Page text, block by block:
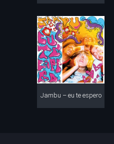
Jambu – eu te espero